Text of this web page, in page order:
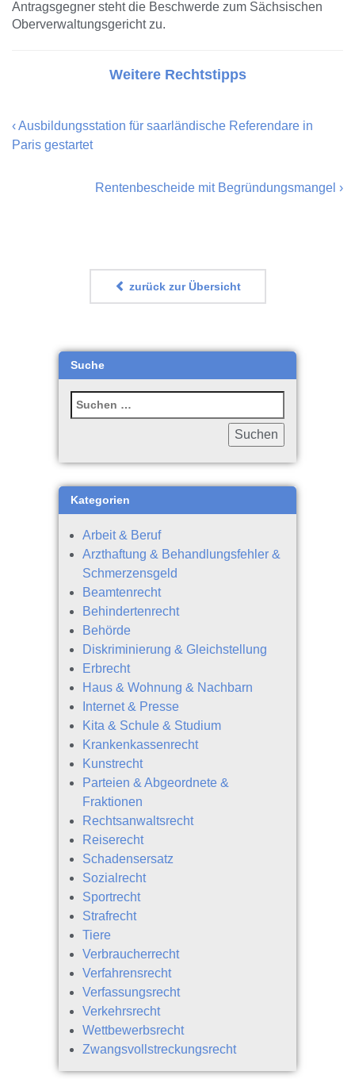
Antragsgegner steht die Beschwerde zum Sächsischen
Oberverwaltungsgericht zu.
Weitere Rechtstipps
‹Ausbildungsstation für saarländische Referendare in
Paris gestartet
Rentenbescheide mit Begründungsmangel ›
zurück zur Übersicht
Suche
Kategorien
Arbeit & Beruf
Arzthaftung & Behandlungsfehler &
Schmerzensgeld
Beamtenrecht
Behindertenrecht
Behörde
Diskriminierung & Gleichstellung
Erbrecht
Haus & Wohnung & Nachbarn
Internet & Presse
Kita & Schule & Studium
Krankenkassenrecht
Kunstrecht
Parteien & Abgeordnete &
Fraktionen
Rechtsanwaltsrecht
Reiserecht
Schadensersatz
Sozialrecht
Sportrecht
Strafrecht
Tiere
Verbraucherrecht
Verfahrensrecht
Verfassungsrecht
Verkehrsrecht
Wettbewerbsrecht
Zwangsvollstreckungsrecht